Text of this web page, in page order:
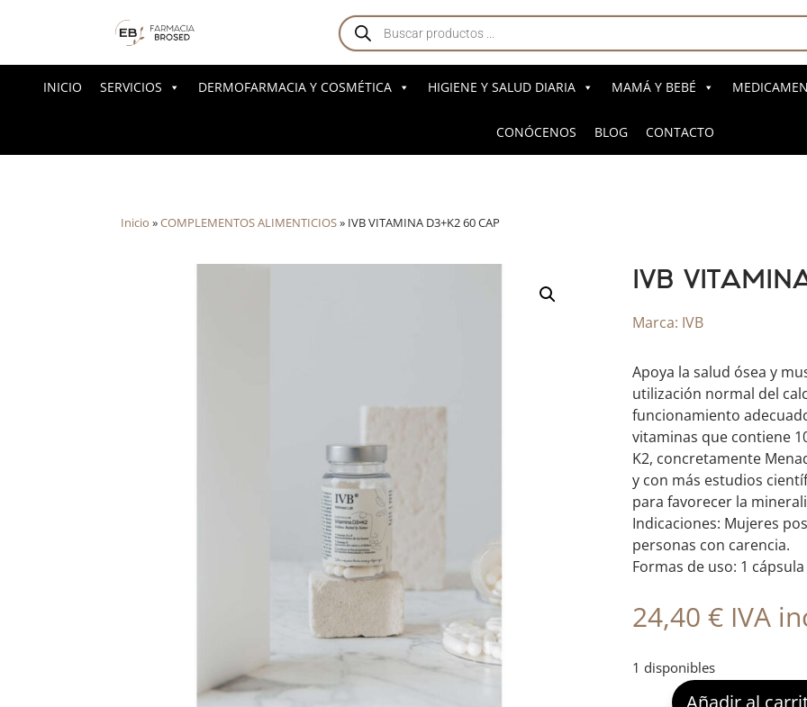
Búsqueda
de
productos
INICIO SERVICIOS DERMOFARMACIA Y COSMÉTICA HIGIENE Y SALUD DIARIA MAMÁ Y BEBÉ
CONÓCENOS BLOG CONTACTO
Inicio »COMPLEMENTOS ALIMENTICIOS» IVB VITAMINA D3+K2 60 CAP
IVB
Marca: IVB
Apoya la salud ósea y
utilización normal del
funcionamiento
vitaminas que contiene
K2, concretamente
y con más estudios
para favorecer la
Indicaciones: Mujeres
personas con carencia.
Formas de uso: 1
24,40 € IVA
1 disponibles
Añadir al